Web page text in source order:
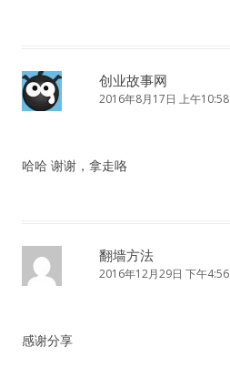
创业故事网
2016年8月17日 上午10:58
哈哈 谢谢，拿走咯
翻墙方法
2016年12月29日 下午4:56
感谢分享